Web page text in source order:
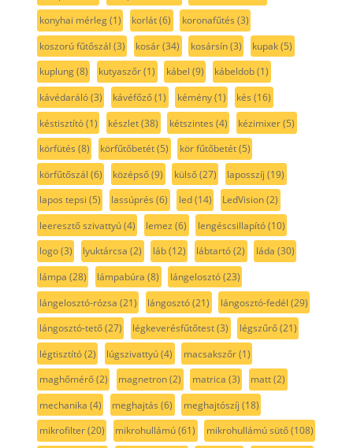
konyhai mérleg(1) korlát(6) koronafűtés (3)
koszorú fűtőszál (3) kosár(34) kosársín(3) kupak(5)
kuplung(8) kutyaszőr(1) kábel (9) kábeldob(1)
kávédaráló(3) kávéfőző(1) kémény(1) kés (16)
késtisztító(1) készlet(38) kétszintes (4) kézimixer(5)
körfütés (8) körfűtőbetét(5) kör fűtőbetét(5)
körfűtőszál (6) középső(9) külső(27) laposszíj (19)
lapos tepsi (5) lassúprés (6) led(14) LedVision(2)
leeresztő szivattyú(4) lemez (6) lengéscsillapító(10)
logo(3) lyuktárcsa (2) láb(12) lábtartó(2) láda (30)
lámpa (28) lámpabúra (8) lángelosztó(23)
lángelosztó-rózsa (21) lángosztó(21) lángosztó-fedél (29)
lángosztó-tető(27) légkeverésfűtőtest(3) légszűrő(21)
légtisztító(2) lúgszivattyú(4) macsakszőr(1)
maghőmérő(2) magnetron(2) matrica (3) matt(2)
mechanika (4) meghajtás (6) meghajtószíj (18)
mikrofilter(20) mikrohullámú(61) mikrohullámú sütő(108)